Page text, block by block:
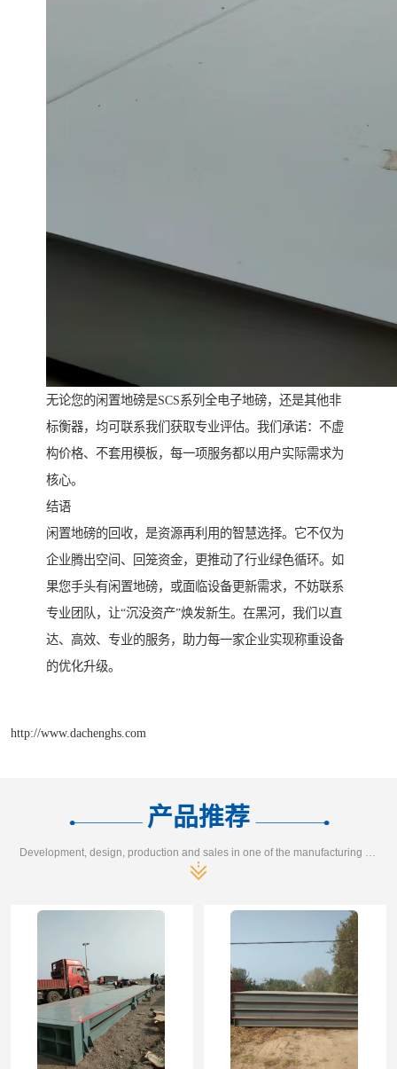
无论您的闲置地磅是SCS系列全电子地磅，还是其他非
标衡器，均可联系我们获取专业评估。我们承诺：不虚
构价格、不套用模板，每一项服务都以用户实际需求为
核心。
结语
闲置地磅的回收，是资源再利用的智慧选择。它不仅为
企业腾出空间、回笼资金，更推动了行业绿色循环。如
果您手头有闲置地磅，或面临设备更新需求，不妨联系
专业团队，让“沉没资产”焕发新生。在黑河，我们以直
达、高效、专业的服务，助力每一家企业实现称重设备
的优化升级。
http://www.dachenghs.com
产品推荐